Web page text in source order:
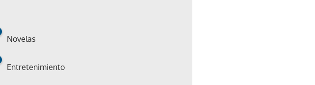
Novelas
Entretenimiento